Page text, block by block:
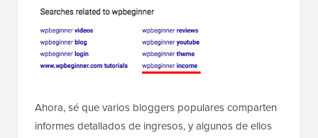
Ahora, sé que varios bloggers populares comparten
informes detallados de ingresos, y algunos de ellos